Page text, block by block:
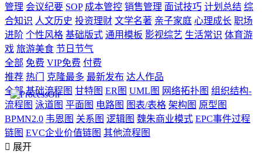
管理 会议纪要 SOP 成本管控 销售管理 面试技巧 计划总结 综
合知识 人文历史 投资理财 文学名著 亲子家庭 心理成长 职场
进阶 个性风格 基础版式 通用模板 影视综艺 生活常识 体育游
戏 旅游美食 节日节气
全部 免费 VIP免费 付费
推荐 热门 克隆最多 最新发布 达人作品
全部 基础流程图 甘特图 ER图 UML图 网络拓扑图 组织结构-
流程图 泳道图 平面图 电路图 图表/表格 架构图 原型图
BPMN2.0 韦恩图 关系图 逻辑图 魏朱商业模式 EPC事件过程
链图 EVC企业价值链图 其他流程图
 展开